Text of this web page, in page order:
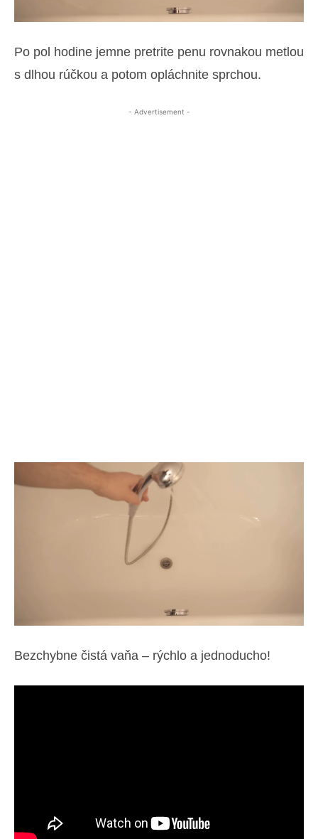
Po pol hodine jemne pretrite penu rovnakou metlou
s dlhou rúčkou a potom opláchnite sprchou.
- Advertisement -
Bezchybne čistá vaňa – rýchlo a jednoducho!